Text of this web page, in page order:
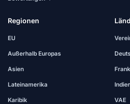
Regionen
EU
Außerhalb Europas
Asien
Lateinamerika
Karibik VAE